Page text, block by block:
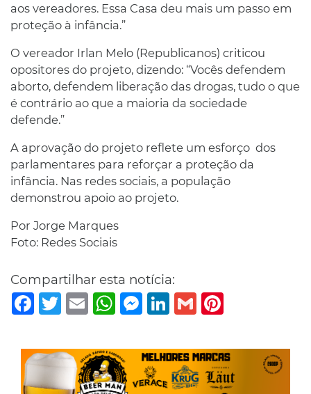
aos vereadores. Essa Casa deu mais um passo em
proteção à infância.”
O vereador Irlan Melo (Republicanos) criticou
opositores do projeto, dizendo: “Vocês defendem
aborto, defendem liberação das drogas, tudo o que
é contrário ao que a maioria da sociedade
defende.”
A aprovação do projeto reflete um esforço dos
parlamentares para reforçar a proteção da
infância. Nas redes sociais, a população
demonstrou apoio ao projeto.
Por Jorge Marques
Foto: Redes Sociais
Compartilhar esta notícia:
Facebook
TwitterEmail WhatsAppMessenger
LinkedIn
Gmail